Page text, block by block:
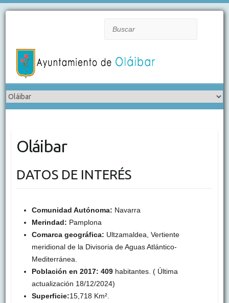
Oláibar
DATOS DE INTERÉS
Comunidad Autónoma: Navarra
Merindad: Pamplona
Comarca geográfica: Ultzamaldea, Vertiente
meridional de la Divisoria de Aguas Atlántico-
Mediterránea.
Población en 2017: 409habitantes. ( Última
actualización 18/12/2024)
Superficie:15,718 Km².